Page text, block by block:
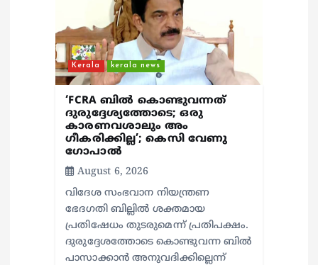
Kerala kerala news
‘FCRA ബിൽ കൊണ്ടുവന്നത്
ദുരുദ്ദേശ്യത്തോടെ; ഒരു
കാരണവശാലും അം​
ഗീകരിക്കില്ല’; കെസി വേണു​
ഗോപാൽ
August 6, 2026
വിദേശ സംഭവാന നിയന്ത്രണ
ഭേദഗതി ബില്ലിൽ ശക്തമായ
പ്രതിഷേധം തുടരുമെന്ന് പ്രതിപക്ഷം.
ദുരുദ്ദേശത്തോടെ കൊണ്ടുവന്ന ബിൽ
പാസാക്കാൻ അനുവദിക്കില്ലെന്ന്